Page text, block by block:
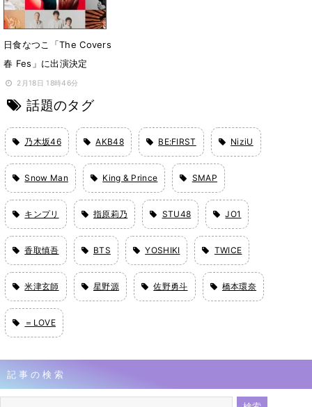
日食なつこ「The Covers
春 Fes」に出演決定
2月18日 18時46分
話題のタグ
乃木坂46 AKB48 BE:FIRST NiziU
Snow Man King & Prince SMAP
キンプリ 指原莉乃 STU48 JO1
香取慎吾 BTS YOSHIKI TWICE
米津玄師 星野源 佐野勇斗 橋本環奈
＝LOVE
記事の検索